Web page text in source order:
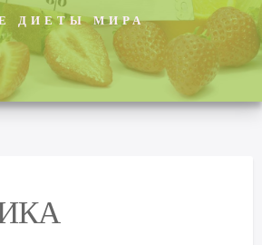
ДИЕТЫ МИРА